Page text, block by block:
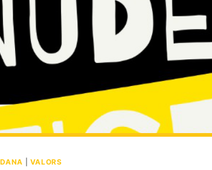
VALORS